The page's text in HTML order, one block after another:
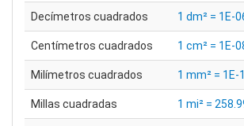
Decímetros cuadrados 1 dm² = 1E-
Centímetros cuadrados 1 cm² = 1E-
Milímetros cuadrados 1 mm² = 1E-
Millas cuadradas 1 mi² =